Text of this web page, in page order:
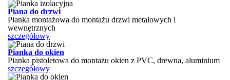
Piana do drzwi
Pianka montażowa do montażu drzwi metalowych i
wewnętrznych
szczegółowy
Pianka do okien
Pianka pistoletowa do montażu okien z PVC, drewna, aluminium
szczegółowy